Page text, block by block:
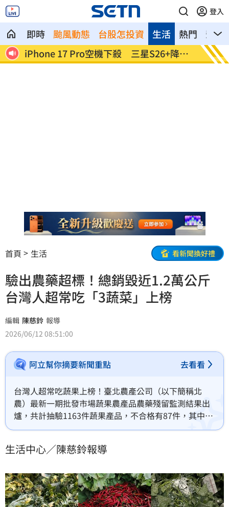
登入
即時 颱風動態 台股怎投資 熱門 影音
生活
！ iPhone 17 Pro空機下殺 三星S26+降近8
千
品牌
首頁 生活 看新聞換好禮
驗出農藥超標！總銷毀近1.2萬公斤
台灣人超常吃「3蔬菜」上榜
編輯 陳慈鈴 報導
2026/06/12 08:51:00
阿立幫你摘要新聞重點 去看看
台灣人超常吃蔬果上榜！臺北農產公司（以下簡稱北
農）最新一期批發市場蔬果農產品農藥殘留監測結果出
爐，共計抽驗1163件蔬果產品，不合格有87件，其中主
要不合格品項為小白菜、甘藷葉及辣椒等。
生活中心／陳慈鈴報導